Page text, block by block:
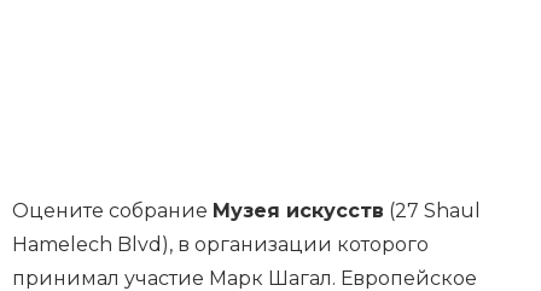
Оцените собрание Музея искусств (27 Shaul
Hamelech Blvd), в организации которого
принимал участие Марк Шагал. Европейское